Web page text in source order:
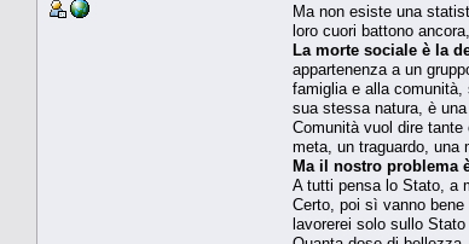
Ma non esiste una
loro cuori battono
La morte sociale è la
appartenenza a un
famiglia e alla
sua stessa natura, è
Comunità vuol dire
meta, un traguardo, una
Ma il nostro problema
A tutti pensa lo Stato, a
Certo, poi sì vanno
lavorerei solo sullo